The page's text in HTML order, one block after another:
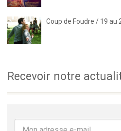
Coup de Foudre / 19 au
Recevoir notre